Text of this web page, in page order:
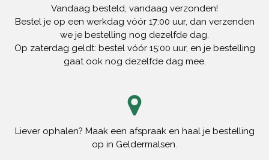
Vandaag besteld, vandaag verzonden!
Bestel je op een werkdag vóór 17:00 uur, dan verzenden
we je bestelling nog dezelfde dag.
Op zaterdag geldt: bestel vóór 15:00 uur, en je bestelling
gaat ook nog dezelfde dag mee.
Liever ophalen? Maak een afspraak en haal je bestelling
op in Geldermalsen.